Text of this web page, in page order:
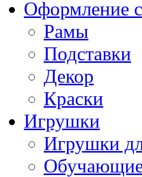
Оформление
Рамы
Подставки
Декор
Краски
Игрушки
Игрушки
Обучающие